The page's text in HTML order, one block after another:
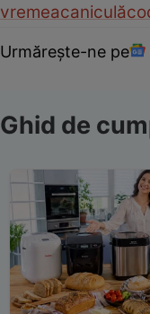
vremeacaniculă
Urmărește-ne pe
Ghid de